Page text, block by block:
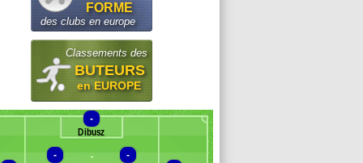
FORME
des clubs en europe
Classements des
BUTEURS
en EUROPE
-
Dibusz
-
-